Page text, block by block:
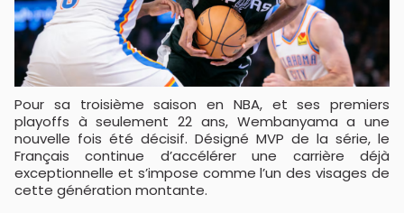
Pour sa troisième saison en NBA, et ses premiers
playoffs à seulement 22 ans, Wembanyama a une
nouvelle fois été décisif. Désigné MVP de la série, le
Français continue d’accélérer une carrière déjà
exceptionnelle et s’impose comme l’un des visages de
cette génération montante.